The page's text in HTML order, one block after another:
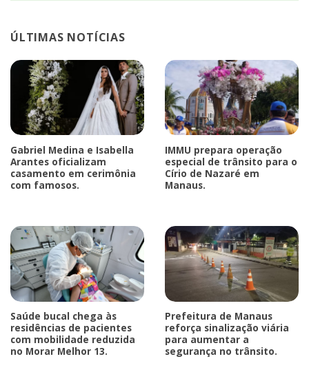
ÚLTIMAS NOTÍCIAS
Gabriel Medina e Isabella
Arantes oficializam
casamento em cerimônia
com famosos.
IMMU prepara operação
especial de trânsito para o
Círio de Nazaré em
Manaus.
Saúde bucal chega às
residências de pacientes
com mobilidade reduzida
no Morar Melhor 13.
Prefeitura de Manaus
reforça sinalização viária
para aumentar a
segurança no trânsito.